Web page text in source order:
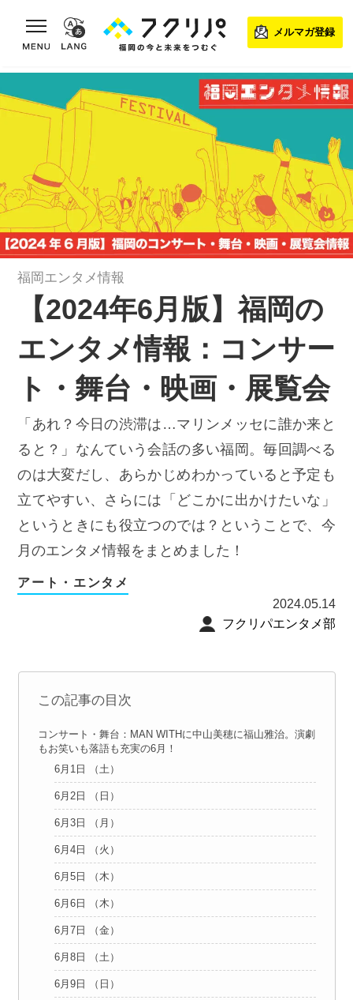
toggle navigation
メルマガ登録
福岡エンタメ情報
【2024年6月版】福岡の
エンタメ情報：コンサー
ト・舞台・映画・展覧会
「あれ？今日の渋滞は…マリンメッセに誰か来と
ると？」なんていう会話の多い福岡。毎回調べる
のは大変だし、あらかじめわかっていると予定も
立てやすい、さらには「どこかに出かけたいな」
というときにも役立つのでは？ということで、今
月のエンタメ情報をまとめました！
アート・エンタメ
2024.05.14
フクリパエンタメ部
この記事の目次
コンサート・舞台：MAN WITHに中山美穂に福山雅治。演劇
もお笑いも落語も充実の6月！
6月1日 （土）
6月2日 （日）
6月3日 （月）
6月4日 （火）
6月5日 （木）
6月6日 （木）
6月7日 （金）
6月8日 （土）
6月9日 （日）